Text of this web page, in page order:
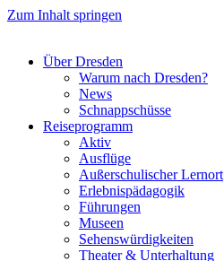
Zum Inhalt springen
Über Dresden
Warum nach Dresden?
News
Schnappschüsse
Reiseprogramm
Aktiv
Ausflüge
Außerschulischer Lernort
Erlebnispädagogik
Führungen
Museen
Sehenswürdigkeiten
Theater & Unterhaltung